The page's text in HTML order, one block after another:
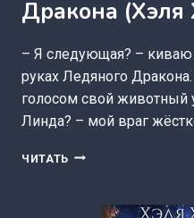
Дракона (Хэля
– Я следующая? –
руках Ледяного
голосом свой животный
Линда? – мой враг
ЧИТАТЬ НЕПОКОРНЫЙ
ДРАКОНА